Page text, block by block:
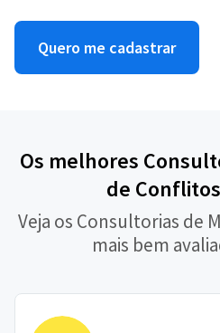
Quero me cadastrar
Os melhores
de
Veja os Consultorias de
mais bem